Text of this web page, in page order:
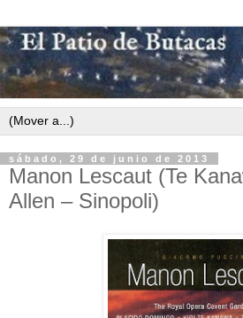
sábado, 29 de junio de 2013
Manon Lescaut (Te
Allen – Sinopoli)